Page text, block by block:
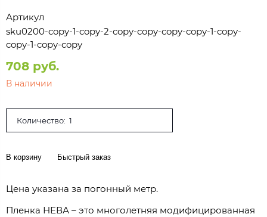
Артикул
sku0200-copy-1-copy-2-copy-copy-copy-copy-1-copy-
copy-1-copy-copy
708 руб.
В наличии
Количество:
В корзину Быстрый заказ
Цена указана за погонный метр.
Пленка НЕВА – это многолетняя модифицированная